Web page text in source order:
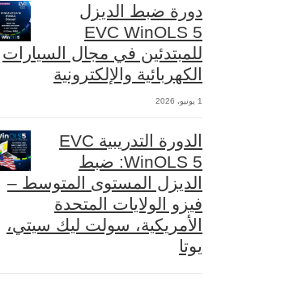
دورة ضبط الديزل
EVC WinOLS 5
للمبتدئين في مجال السيارات
الكهربائية والإلكترونية
1 يونيو، 2026
الدورة التدريبية EVC
WinOLS 5: ضبط
الديزل المستوى المتوسط –
فيزو الولايات المتحدة
الأمريكية، سولت ليك سيتي،
يوتا